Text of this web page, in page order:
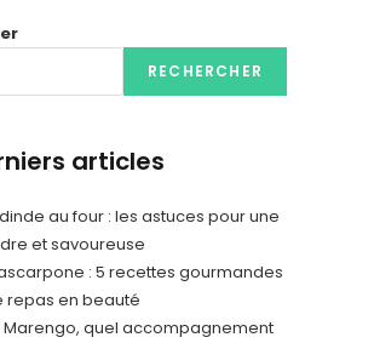
RECHERCHER
articles
au four : les astuces pour une
et savoureuse
: 5 recettes gourmandes
repas en beauté
Marengo, quel accompagnement